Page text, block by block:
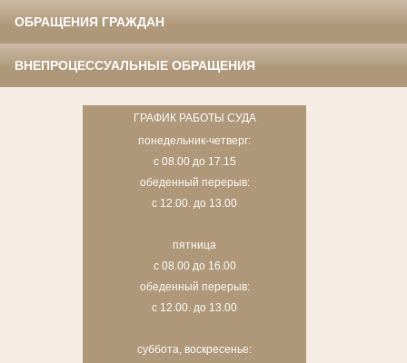
ОБРАЩЕНИЯ ГРАЖДАН
ВНЕПРОЦЕССУАЛЬНЫЕ ОБРАЩЕНИЯ
ГРАФИК РАБОТЫ СУДА
понедельник-четверг:
с 08.00 до 17.15
обеденный перерыв:
с 12.00. до 13.00
пятница
с 08.00 до 16.00
обеденный перерыв:
с 12.00. до 13.00
суббота, воскресенье: